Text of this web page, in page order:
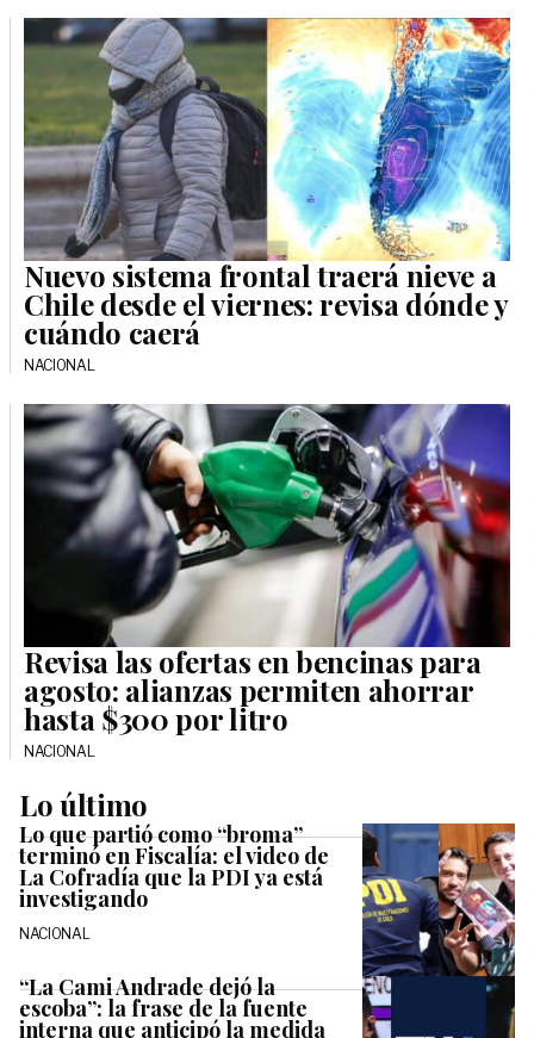
Nuevo sistema frontal traerá nieve a
Chile desde el viernes: revisa dónde y
cuándo caerá
NACIONAL
Revisa las ofertas en bencinas para
agosto: alianzas permiten ahorrar
hasta $300 por litro
NACIONAL
Lo último
Lo que partió como “broma”
terminó en Fiscalía: el video de
La Cofradía que la PDI ya está
investigando
NACIONAL
“La Cami Andrade dejó la
escoba”: la frase de la fuente
interna que anticipó la medida